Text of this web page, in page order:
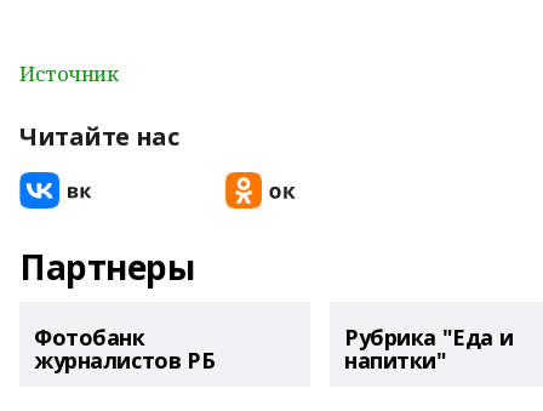
Источник
Читайте нас
Партнеры
Фотобанк
журналистов РБ
Рубрика "Еда и
напитки"